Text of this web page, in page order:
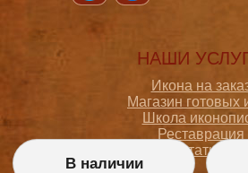
НАШИ
Икона на
Магазин готовых
Школа
Реставрация
Статьи
В наличии